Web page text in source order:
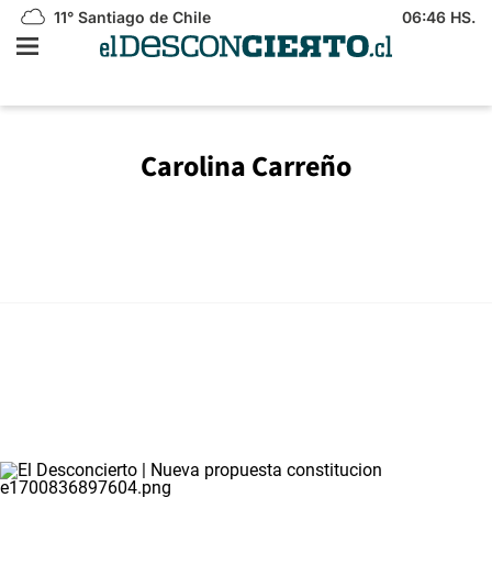
11° Santiago de Chile 06:46 HS.
Carolina Carreño